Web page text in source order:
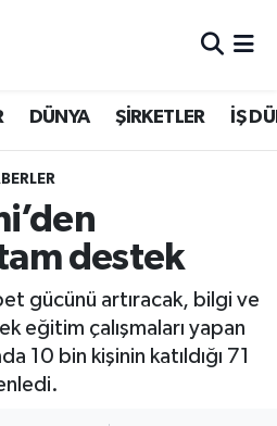
DÜNYA ŞİRKETLER İŞ
destek
gücünü artıracak, bilgi ve
eğitim çalışmaları yapan
10 bin kişinin katıldığı 71